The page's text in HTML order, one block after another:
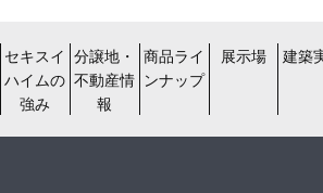
セキスイ
ハイムの
強み
分譲地・
不動産情
報
商品ライ
ンナップ
展示場 建築